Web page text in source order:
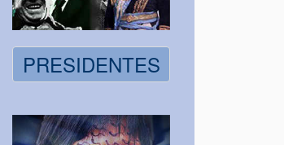
PRESIDENTES